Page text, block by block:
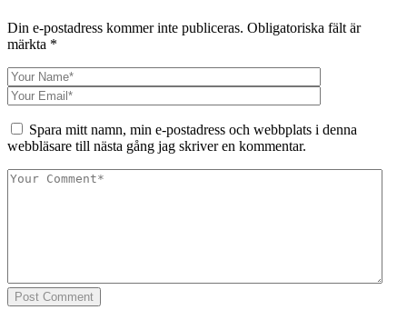
Din e-postadress kommer inte publiceras. Obligatoriska fält är
märkta *
Spara mitt namn, min e-postadress och webbplats i denna
webbläsare till nästa gång jag skriver en kommentar.
Post Comment